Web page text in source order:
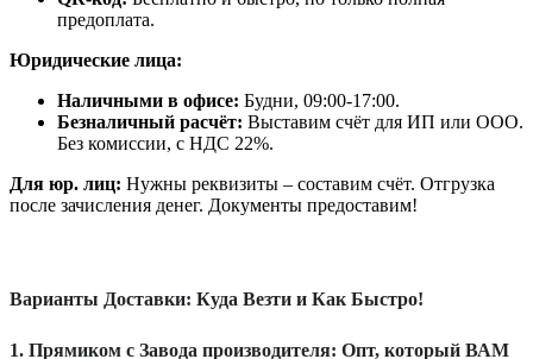
предоплата.
Юридические лица:
Наличными в офисе: Будни, 09:00-17:00.
Безналичный расчёт: Выставим счёт для ИП или ООО.
Без комиссии, с НДС 22%.
Для юр. лиц: Нужны реквизиты – составим счёт. Отгрузка
после зачисления денег. Документы предоставим!
Варианты Доставки: Куда Везти и Как Быстро!
1. Прямиком с Завода производителя: Опт, который ВАМ